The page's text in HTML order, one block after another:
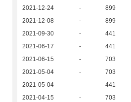
2021-12-24
- 899
2021-12-08
- 899
2021-09-30
- 441
2021-06-17
- 441
2021-06-15
- 703
2021-05-04
- 703
2021-05-04
- 441
2021-04-15
- 703